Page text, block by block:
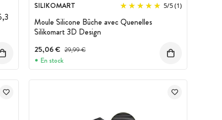
SILIKOMART 5/5(1)
Moule Silicone Bûche avec Quenelles
Silikomart 3D Design
25,06 € Prix avant réduction :
29,99 €
En stock